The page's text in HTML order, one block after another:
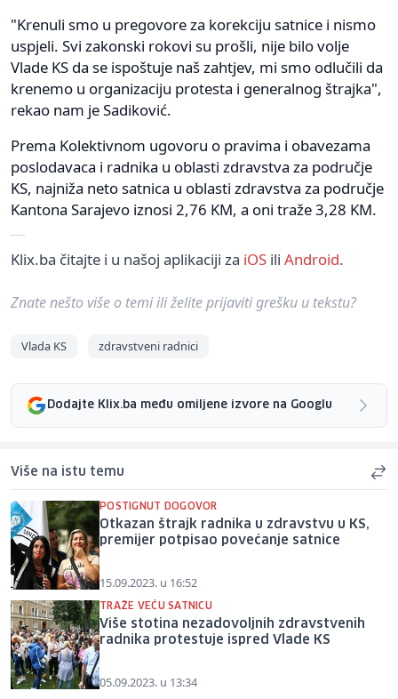
"Krenuli smo u pregovore za korekciju satnice i nismo
uspjeli. Svi zakonski rokovi su prošli, nije bilo volje
Vlade KS da se ispoštuje naš zahtjev, mi smo odlučili da
krenemo u organizaciju protesta i generalnog štrajka",
rekao nam je Sadiković.
Prema Kolektivnom ugovoru o pravima i obavezama
poslodavaca i radnika u oblasti zdravstva za područje
KS, najniža neto satnica u oblasti zdravstva za područje
Kantona Sarajevo iznosi 2,76 KM, a oni traže 3,28 KM.
Klix.ba čitajte i u našoj aplikaciji za iOS ili Android.
Znate nešto više o temi ili želite prijaviti grešku u tekstu?
Vlada KS zdravstveni radnici
Dodajte Klix.ba među omiljene izvore na Googlu
Više na istu temu
POSTIGNUT DOGOVOR
Otkazan štrajk radnika u zdravstvu u KS,
premijer potpisao povećanje satnice
15.09.2023. u 16:52
TRAŽE VEĆU SATNICU
Više stotina nezadovoljnih zdravstvenih
radnika protestuje ispred Vlade KS
05.09.2023. u 13:34